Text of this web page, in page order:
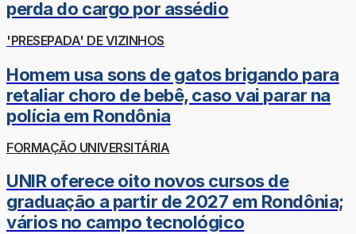
perda do cargo por assédio
'PRESEPADA' DE VIZINHOS
Homem usa sons de gatos brigando para
retaliar choro de bebê, caso vai parar na
polícia em Rondônia
FORMAÇÃO UNIVERSITÁRIA
UNIR oferece oito novos cursos de
graduação a partir de 2027 em Rondônia;
vários no campo tecnológico